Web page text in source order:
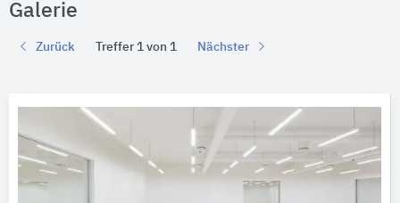
Galerie
Zurück Treffer 1 von 1 Nächster